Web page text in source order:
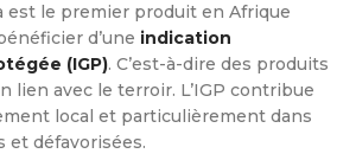
est le premier produit en Afrique
d’une indication
(IGP). C’est-à-dire des produits
lien avec le terroir. L’IGP contribue
local et particulièrement dans
et défavorisées.